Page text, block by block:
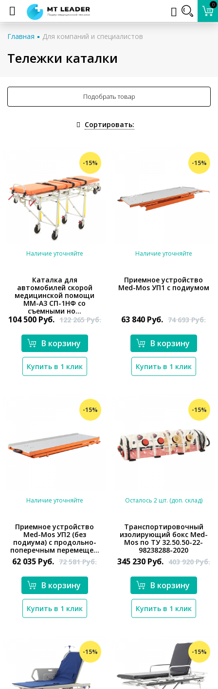
0
Главная Для компаний и специалистов
Тележки каталки
Подобрать товар
Сортировать:
-15%
*}
Наличие уточняйте
Каталка для
автомобилей скорой
медицинской помощи
ММ-А3 СП-1НФ со
съемными но...
104 500 Руб. 122 265Руб.
В корзину
Купить в 1 клик
-15%
Наличие уточняйте
Приемное устройство
Med-Mos УП1 с подиумом
63 840 Руб. 74 693Руб.
В корзину
Купить в 1 клик
-15%
*}
Наличие уточняйте
Приемное устройство
Med-Mos УП2 (без
подиума) с продольно-
поперечным перемеще...
62 035 Руб. 72 581Руб.
В корзину
Купить в 1 клик
-15%
*}
Осталось 2 шт. (доп. склад)
Транспортировочный
изолирующий бокс Med-
Mos по ТУ 32.50.50-22-
98238288-2020
345 230 Руб. 403 920Руб.
В корзину
Купить в 1 клик
-15% -15%